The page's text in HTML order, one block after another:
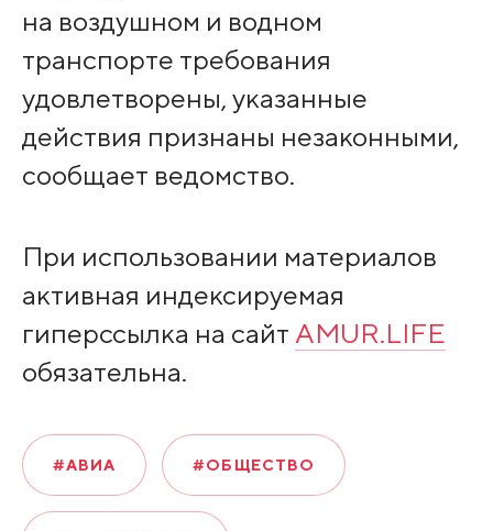
на воздушном и водном
транспорте требования
удовлетворены, указанные
действия признаны незаконными,
сообщает ведомство.
При использовании материалов
активная индексируемая
гиперссылка на сайт AMUR.LIFE
обязательна.
#АВИА #ОБЩЕСТВО